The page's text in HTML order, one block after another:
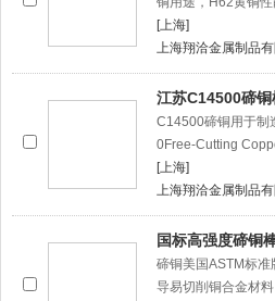
[上海]
上海翔洽金属制品有
江苏C14500碲铜
C14500碲铜用于制
0Free-Cutting
[上海]
上海翔洽金属制品有
国标高强度碲铜
碲铜美国ASTM标
导易切削铜合金材